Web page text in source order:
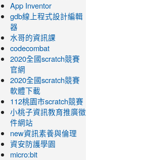
App Inventor
gdb線上程式設計編輯
器
水哥的資訊課
codecombat
2020全國scratch競賽
官網
2020全國scratch競賽
軟體下載
112桃園市scratch競賽
小桃子資訊教育推廣徵
件網站
new資訊素養與倫理
資安防護學園
micro:bit